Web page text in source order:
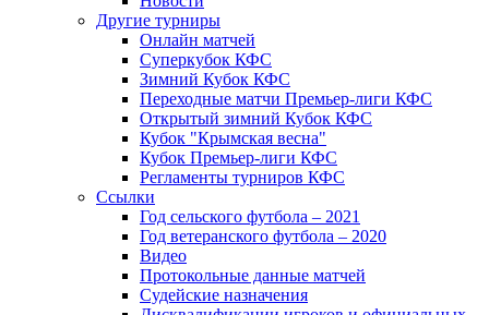
Другие турниры
Онлайн матчей
Суперкубок КФС
Зимний Кубок КФС
Переходные матчи Премьер-лиги КФС
Открытый зимний Кубок КФС
Кубок "Крымская весна"
Кубок Премьер-лиги КФС
Регламенты турниров КФС
Ссылки
Год сельского футбола – 2021
Год ветеранского футбола – 2020
Видео
Протокольные данные матчей
Судейские назначения